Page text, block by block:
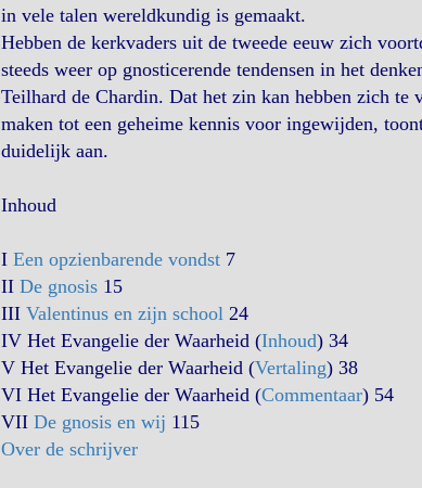
in vele talen wereldkundig is gemaakt.
Hebben de kerkvaders uit de tweede eeuw zich
steeds weer op gnosticerende tendensen in het
Teilhard de Chardin. Dat het zin kan hebben zich
maken tot een geheime kennis voor ingewijden,
duidelijk aan.
Inhoud
I Een opzienbarende vondst7
II De gnosis15
III Valentinus en zijn school24
IV Het Evangelie der Waarheid (Inhoud) 34
V Het Evangelie der Waarheid (Vertaling) 38
VI Het Evangelie der Waarheid (Commentaar) 54
VII De gnosis en wij 115
Over de schrijver